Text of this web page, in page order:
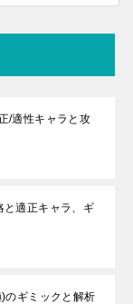
/適性キャラと攻
と適正キャラ、ギ
のギミックと解析